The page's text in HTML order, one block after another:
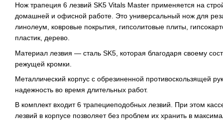
Нож трапеция 6 лезвий SK5 Vitals Master применяется на
домашней и офисной работе. Это универсальный нож для
линолеум, ковровые покрытия, гипсолитовые плиты,
пластик, дерево.
Материал лезвия — сталь SK5, которая благодаря своему
режущей кромки.
Металлический корпус с обрезиненной противоскользящей
надежность во время длительных работ.
В комплект входит 6 трапециеподобных лезвий. При этом
лезвий в корпусе позволяет без проблем их хранить в